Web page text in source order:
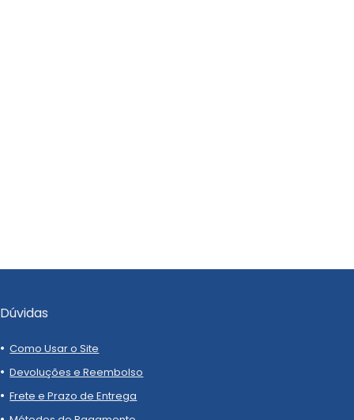
Dúvidas
Como Usar o Site
Devoluções e Reembolso
Frete e Prazo de Entrega